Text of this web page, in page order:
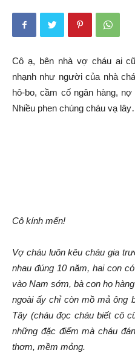
Cô ạ, bên nhà vợ cháu ai
nhạnh như người của nhà
hô-bo, cầm cố ngân hàng,
Nhiều phen chúng cháu vạ
Cô kính mến!
Vợ cháu luôn kêu cháu gia
nhau đúng 10 năm, hai con
vào Nam sớm, bà con họ
ngoài ấy chỉ còn mồ mả ông
Tây (cháu đọc cháu biết cô
những đặc điểm mà cháu
thơm, mềm mỏng.